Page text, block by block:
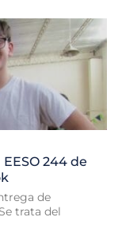
244 de
de
trata del